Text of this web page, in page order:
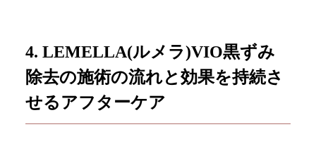
4. LEMELLA(ルメラ)VIO黒ずみ
除去の施術の流れと効果を持続さ
せるアフターケア